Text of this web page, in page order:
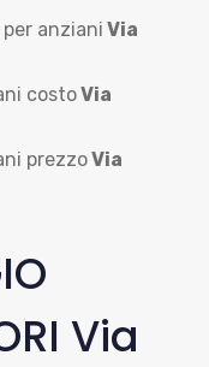
anziani Via
costoVia
prezzoVia
Via